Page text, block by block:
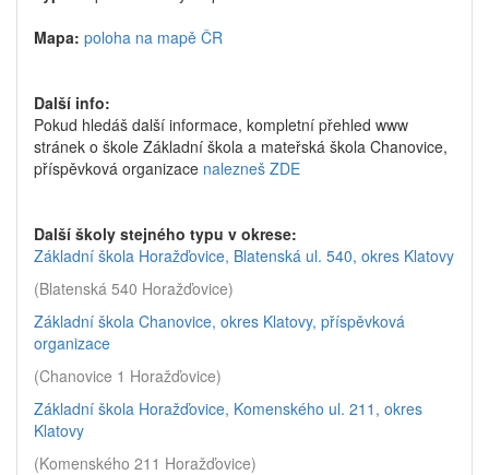
Mapa: poloha na mapě ČR
Další info:
Pokud hledáš další informace, kompletní přehled www
stránek o škole Základní škola a mateřská škola Chanovice,
příspěvková organizace nalezneš ZDE
Další školy stejného typu v okrese:
Základní škola Horažďovice, Blatenská ul. 540, okres Klatovy
(Blatenská 540 Horažďovice)
Základní škola Chanovice, okres Klatovy, příspěvková
organizace
(Chanovice 1 Horažďovice)
Základní škola Horažďovice, Komenského ul. 211, okres
Klatovy
(Komenského 211 Horažďovice)